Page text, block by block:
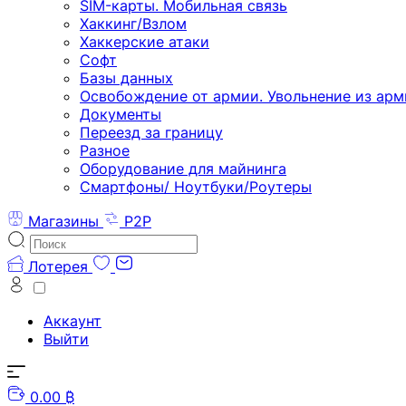
SIM-карты. Мобильная связь
Хаккинг/Взлом
Хаккерские атаки
Софт
Базы данных
Освобождение от армии. Увольнение из
Документы
Переезд за границу
Разное
Оборудование для майнинга
Смартфоны/ Ноутбуки/Роутеры
Магазины
P2P
Лотерея
Аккаунт
Выйти
0.00 ₿